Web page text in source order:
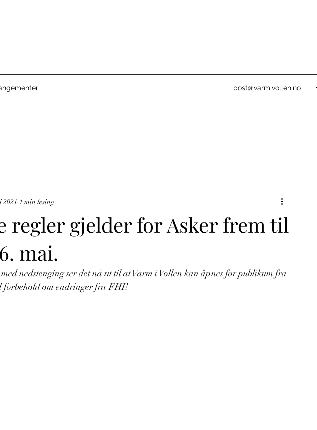
post@varmivollen.no
regler gjelder for Asker frem til
mai.
2021 1 min lesing
nedstenging ser det nå ut til at Varm i Vollen kan åpnes for publikum fra
forbehold om endringer fra FHI!